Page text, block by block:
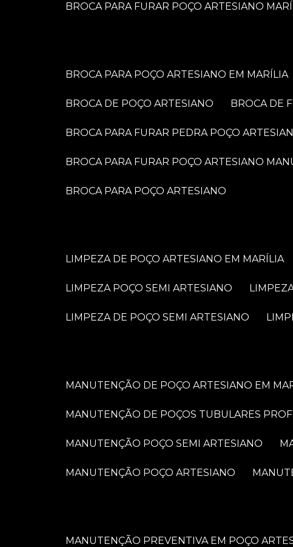
BROCA PARA FURAR POÇO ARTESIANO
BROCA PARA POÇO ARTESIANO EM MARÍLIA
BROCA DE POÇO ARTESIANO BROCA DE
BROCA PARA FURAR PEDRA POÇO
BROCA PARA FURAR POÇO ARTESIANO
BROCA PARA POÇO ARTESIANO
LIMPEZA DE POÇO ARTESIANO EM MARÍLIA
LIMPEZA POÇO SEMI ARTESIANO
LIMPEZA DE POÇO SEMI ARTESIANO
MANUTENÇÃO DE POÇO ARTESIANO EM
MANUTENÇÃO DE POÇOS TUBULARES
MANUTENÇÃO POÇO SEMI ARTESIANO
MANUTENÇÃO POÇO ARTESIANO
MANUTENÇÃO PREVENTIVA EM POÇO